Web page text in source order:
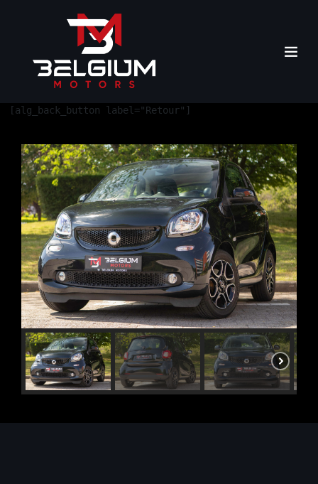
[alg_back_button label="Retour"]